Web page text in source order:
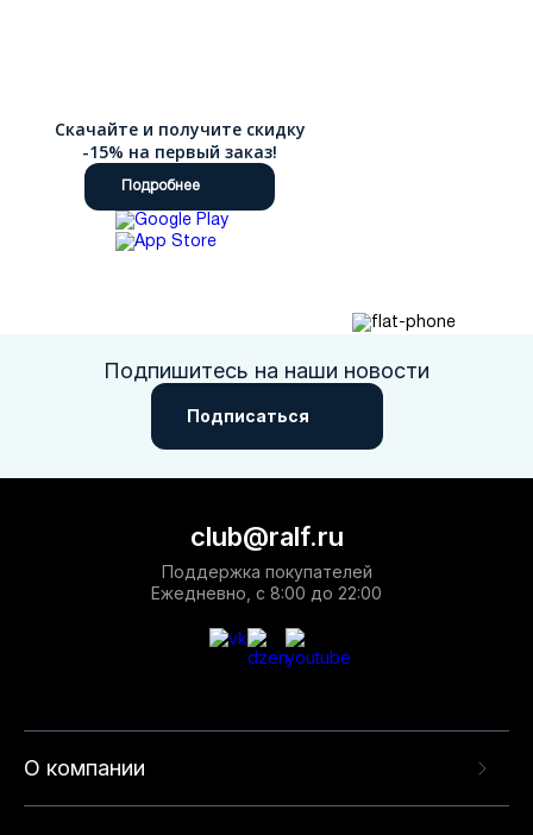
Скачайте и получите скидку
-15% на первый заказ!
Подробнее
Подпишитесь на наши новости
Подписаться
О компании
club@ralf.ru
Поддержка покупателей
Ежедневно, с 8:00 до 22:00